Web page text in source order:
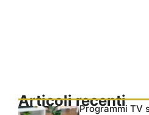
Articoli recenti
Programmi TV